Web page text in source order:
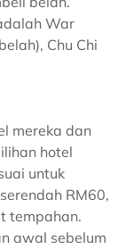
War
Chu Chi
mereka dan
hotel
untuk
RM60,
tempahan.
awal sebelum